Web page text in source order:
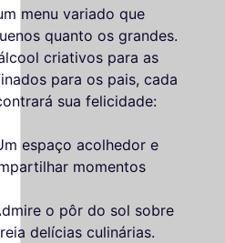
menu variado que
quanto os grandes.
criativos para as
para os pais, cada
sua felicidade:
espaço acolhedor e
momentos
o pôr do sol sobre
delícias culinárias.